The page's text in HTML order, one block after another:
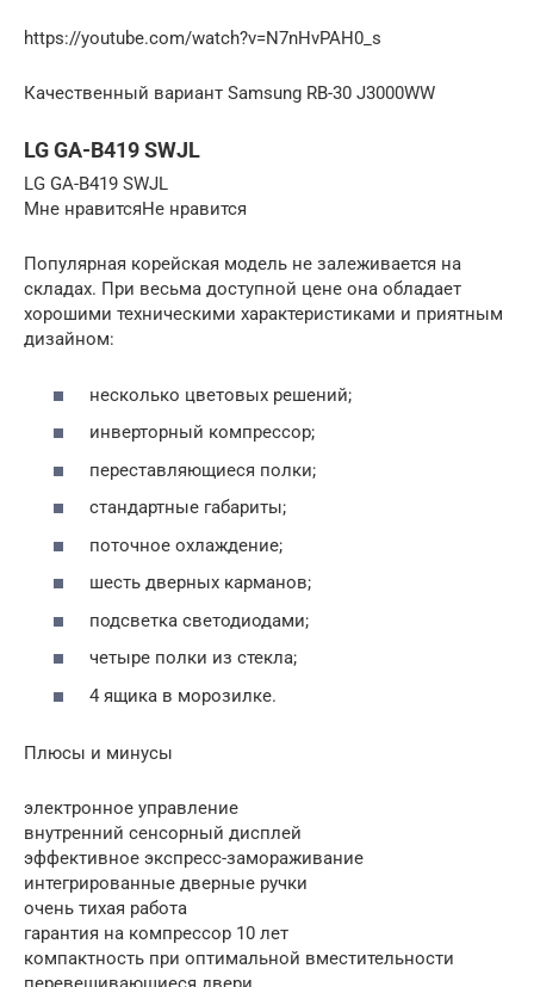
https://youtube.com/watch?v=N7nHvPAH0_s
Качественный вариант Samsung RB-30 J3000WW
LG GA-B419 SWJL
LG GA-B419 SWJL
Мне нравитсяНе нравится
Популярная корейская модель не залеживается на
складах. При весьма доступной цене она обладает
хорошими техническими характеристиками и приятным
дизайном:
несколько цветовых решений;
инверторный компрессор;
переставляющиеся полки;
стандартные габариты;
поточное охлаждение;
шесть дверных карманов;
подсветка светодиодами;
четыре полки из стекла;
4 ящика в морозилке.
Плюсы и минусы
электронное управление
внутренний сенсорный дисплей
эффективное экспресс-замораживание
интегрированные дверные ручки
очень тихая работа
гарантия на компрессор 10 лет
компактность при оптимальной вместительности